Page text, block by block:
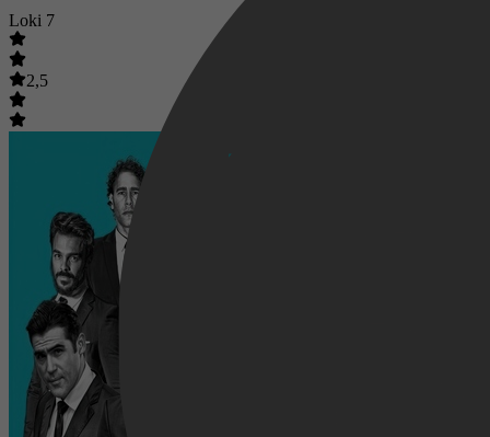
Loki 7
2,5